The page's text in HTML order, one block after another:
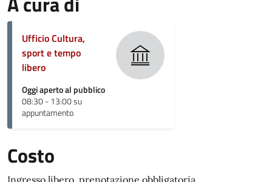
Ufficio Cultura,
sport e tempo
libero
Oggi aperto al pubblico
08:30 - 13:00 su
appuntamento
Costo
Ingresso libero, prenotazione obbligatoria.